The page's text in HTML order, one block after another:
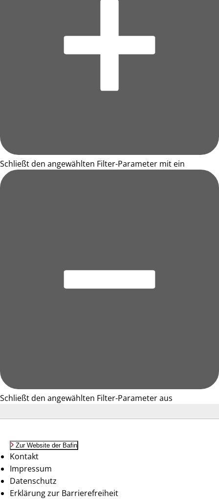
Schließt den angewählten Filter-Parameter mit ein
Schließt den angewählten Filter-Parameter aus
Zur Website der Bafin
Kontakt
Impressum
Datenschutz
Erklärung zur Barrierefreiheit